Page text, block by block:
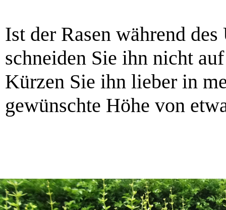
Ist der Rasen während
schneiden Sie ihn nicht
Kürzen Sie ihn lieber in
gewünschte Höhe von